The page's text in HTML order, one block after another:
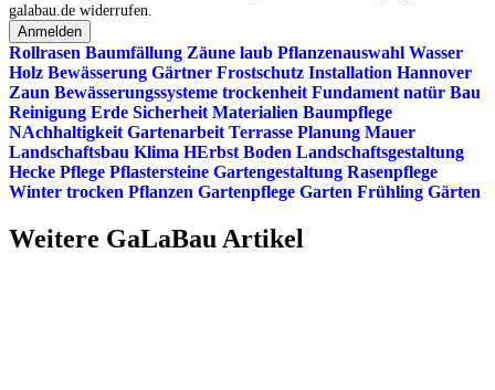
galabau.de widerrufen.
Anmelden
Rollrasen Baumfällung Zäune laub Pflanzenauswahl Wasser
Holz Bewässerung Gärtner Frostschutz Installation Hannover
Zaun Bewässerungssysteme trockenheit Fundament natür Bau
Reinigung Erde Sicherheit Materialien Baumpflege
NAchhaltigkeit Gartenarbeit Terrasse Planung Mauer
Landschaftsbau Klima HErbst Boden Landschaftsgestaltung
Hecke Pflege Pflastersteine Gartengestaltung Rasenpflege
Winter trocken Pflanzen Gartenpflege Garten Frühling Gärten
Weitere GaLaBau Artikel